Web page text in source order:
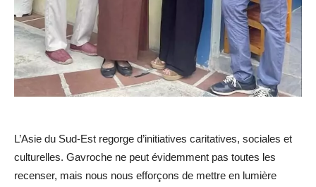
L’Asie du Sud-Est regorge d’initiatives caritatives, sociales et
culturelles. Gavroche ne peut évidemment pas toutes les
recenser, mais nous nous efforçons de mettre en lumière